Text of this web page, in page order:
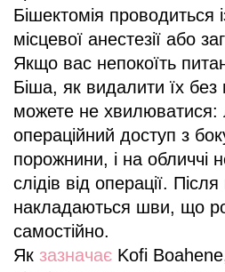
Бішектомія проводиться
місцевої анестезії або
Якщо вас непокоїть
Біша, як видалити їх без
можете не хвилюватися:
операційний доступ з
порожнини, і на обличчі
слідів від операції.
накладаються шви, що
самостійно.
Як зазначає Kofi